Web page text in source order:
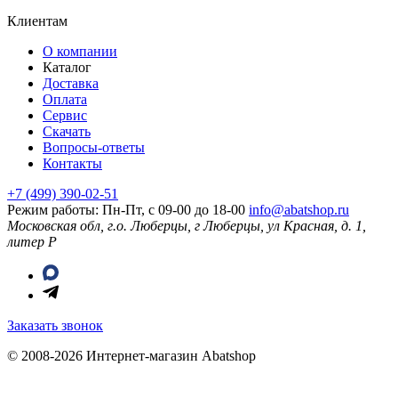
Клиентам
О компании
Каталог
Доставка
Оплата
Сервис
Скачать
Вопросы-ответы
Контакты
+7 (499) 390-02-51
Режим работы: Пн-Пт, с 09-00 до 18-00 info@abatshop.ru
Московская обл, г.о. Люберцы, г Люберцы, ул Красная, д. 1,
литер Р
Заказать звонок
© 2008-2026 Интернет-магазин Abatshop